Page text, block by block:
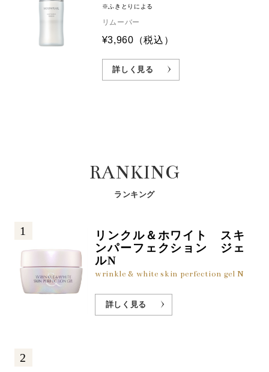
※ふきとりによる
リムーバー
¥3,960 （税込）
詳しく見る
RANKING
ランキング
1
リンクル＆ホワイト スキ
ンパーフェクション ジェ
ルN
wrinkle & white skin perfection gel N
詳しく見る
2